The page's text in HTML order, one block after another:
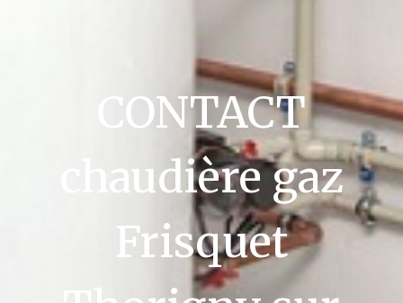
CONTACT
chaudière gaz
Frisquet